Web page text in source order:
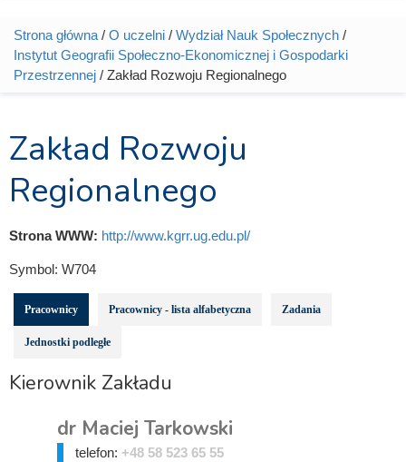
Jesteś tutaj
Strona główna / O uczelni / Wydział Nauk Społecznych /
Instytut Geografii Społeczno-Ekonomicznej i Gospodarki
Przestrzennej / Zakład Rozwoju Regionalnego
Zakład Rozwoju
Regionalnego
Strona WWW: http://www.kgrr.ug.edu.pl/
Symbol: W704
Pracownicy Pracownicy - lista alfabetyczna Zadania
Jednostki podległe
Kierownik Zakładu
dr Maciej Tarkowski
telefon: +48 58 523 65 55